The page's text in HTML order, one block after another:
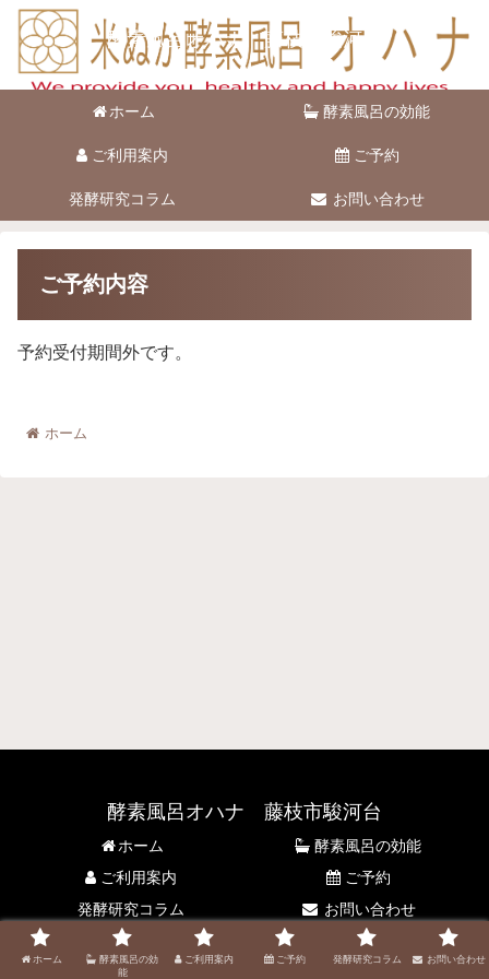
酵素風呂オハナ 藤枝市駿河台
ホーム 酵素風呂の効能
ご利用案内 ご予約
発酵研究コラム お問い合わせ
ご予約内容
予約受付期間外です。
ホーム
酵素風呂オハナ 藤枝市駿河台
ホーム
酵素風呂の効能
ご利用案内
ご予約
発酵研究コラム
お問い合わせ
© 2021 酵素風呂オハナ 藤枝市駿河台.
ホーム
酵素風呂の効
能
ご利用案内 ご予約 発酵研究コラム お問い合わせ